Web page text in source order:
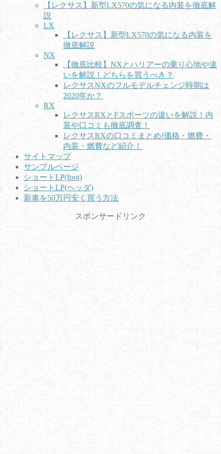
【レクサス】新型LX570の気になる内装を徹底解
説
LX
【レクサス】新型LX570の気になる内装を
徹底解説
NX
【徹底比較】NXとハリアーの乗り心地や違
いを解説！どちらを買うべき？
レクサスNXのフルモデルチェンジ時期は
2020年か？
RX
レクサスRXとFスポーツの違いを解説！内
装や口コミも徹底調査！
レクサスRXの口コミまとめ!価格・燃費・
内装・燃費など紹介！
サイトマップ
サンプルページ
ショートLP(foot)
ショートLP(ヘッダ)
新車を50万円安く買う方法
スポンサードリンク